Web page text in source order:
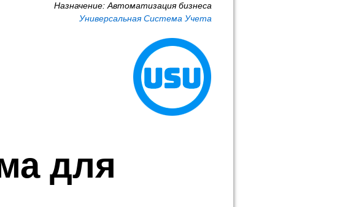
Назначение: Автоматизация бизнеса
Универсальная Система Учета
для